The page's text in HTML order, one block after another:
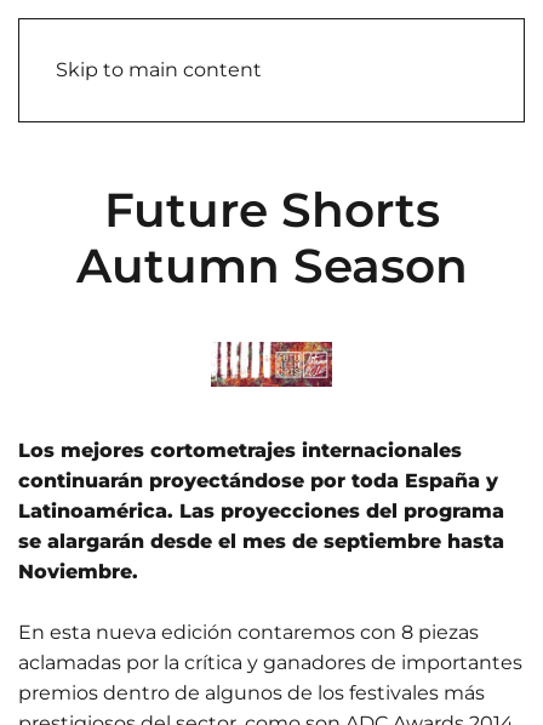
Skip to main content
Future Shorts
Autumn Season
Los mejores cortometrajes internacionales
continuarán proyectándose por toda España y
Latinoamérica. Las proyecciones del programa
se alargarán desde el mes de septiembre hasta
Noviembre.
En esta nueva edición contaremos con 8 piezas
aclamadas por la crítica y ganadores de importantes
premios dentro de algunos de los festivales más